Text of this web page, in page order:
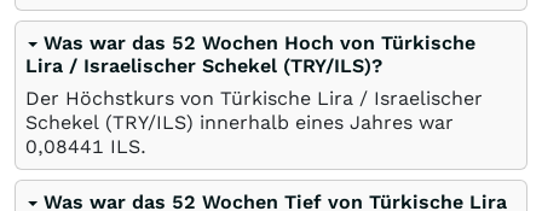
Was war das 52 Wochen Hoch von Türkische
Lira / Israelischer Schekel (TRY/ILS)?
Der Höchstkurs von Türkische Lira / Israelischer
Schekel (TRY/ILS) innerhalb eines Jahres war
0,08441 ILS.
Was war das 52 Wochen Tief von Türkische Lira